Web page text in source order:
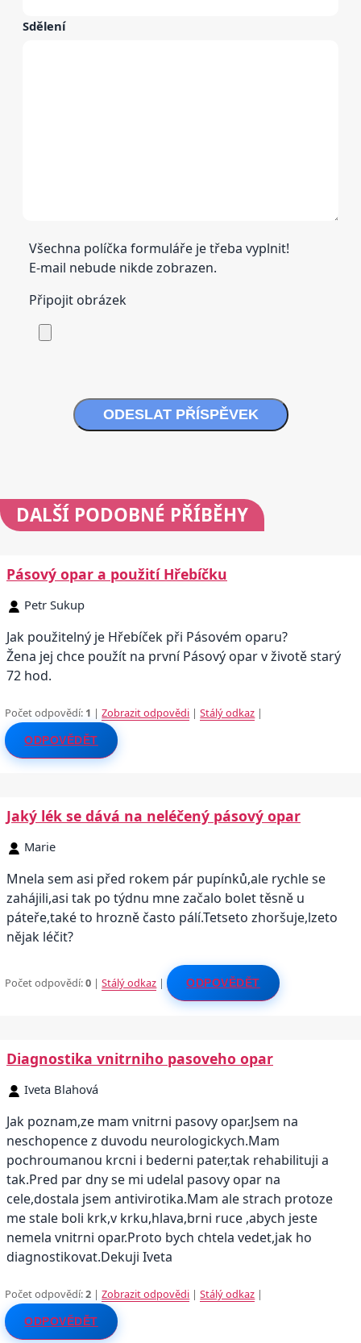
Sdělení
Všechna políčka formuláře je třeba vyplnit!
E-mail nebude nikde zobrazen.
Připojit obrázek
ODESLAT PŘÍSPĚVEK
DALŠÍ PODOBNÉ PŘÍBĚHY
Pásový opar a použití Hřebíčku
Petr Sukup
Jak použitelný je Hřebíček při Pásovém oparu?
Žena jej chce použít na první Pásový opar v životě starý
72 hod.
Počet odpovědí: 1 |Zobrazit odpovědi |Stálý odkaz |
ODPOVĚDĚT
Jaký lék se dává na neléčený pásový opar
Marie
Mnela sem asi před rokem pár pupínků,ale rychle se
zahájili,asi tak po týdnu mne začalo bolet těsně u
páteře,také to hrozně často pálí.Tetseto zhoršuje,lzeto
nějak léčit?
Počet odpovědí:0 |Stálý odkaz | ODPOVĚDĚT
Diagnostika vnitrniho pasoveho opar
Iveta Blahová
Jak poznam,ze mam vnitrni pasovy opar.Jsem na
neschopence z duvodu neurologickych.Mam
pochroumanou krcni i bederni pater,tak rehabilituji a
tak.Pred par dny se mi udelal pasovy opar na
cele,dostala jsem antivirotika.Mam ale strach protoze
me stale boli krk,v krku,hlava,brni ruce ,abych jeste
nemela vnitrni opar.Proto bych chtela vedet,jak ho
diagnostikovat.Dekuji Iveta
Počet odpovědí:2 |Zobrazit odpovědi |Stálý odkaz |
ODPOVĚDĚT